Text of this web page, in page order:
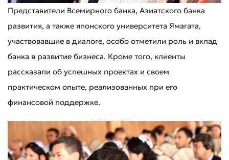
Плохо Отлично
Отправить
* Все поля обязательны для заполнения
Представители Всемирного банка, Азиатского банка
развития, а также японского университета Ямагата,
участвовавшие в диалоге, особо отметили роль и вклад
банка в развитие бизнеса. Кроме того, клиенты
рассказали об успешных проектах и своем
практическом опыте, реализованных при его
финансовой поддержке.